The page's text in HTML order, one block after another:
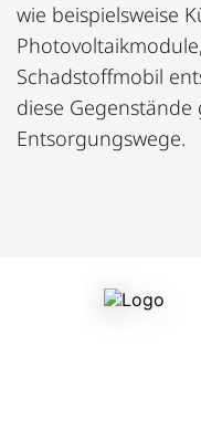
wie beispielsweise
Schadstoffmobil
diese
Entsorgungswege.